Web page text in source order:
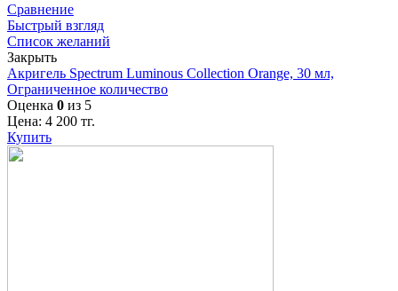
Сравнение
Быстрый взгляд
Список желаний
Закрыть
Акригель Spectrum Luminous Collection Orange, 30 мл,
Ограниченное количество
Оценка 0 из 5
Цена: 4 200 тг.
Купить